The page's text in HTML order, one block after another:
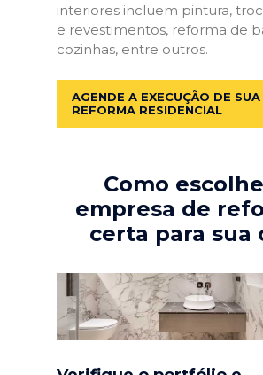
interiores incluem pintura,
e revestimentos, reforma de
cozinhas, entre outros.
AGENDE A EXECUÇÃO DE SUA
REFORMA RESIDENCIAL
Como
empresa de
certa para sua